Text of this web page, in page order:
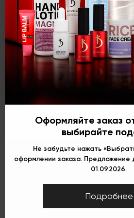
Укр Рус
Рекомендации по нанесению:под
рекомендуется нанесение
слоя Rubber base gel или Quick Base
полимеризацией 30 секунд в Led-
лампе. Пигментированную базу
полимеризацией каждого слоя 90-120
слоя с легким (минимальным)
пластины при необходимости.
также составляет 90-120 секунд.
Оформляйте заказ
выбирайте
Не забудьте нажать
оформлении заказа. Предложение
01.09.2026.
Подробнее